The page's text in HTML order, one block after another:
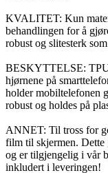
KVALITET: Kun
behandlingen for å
robust og slitesterk
BESKYTTELSE: TPU
hjørnene på
holder mobiltelefonen
robust og holdes på
ANNET: Til tross for
film til skjermen. Dette
og er tilgjengelig i vår
inkludert i leveringen!